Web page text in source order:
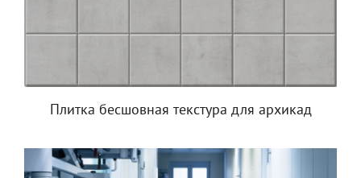
Плитка бесшовная текстура для архикад